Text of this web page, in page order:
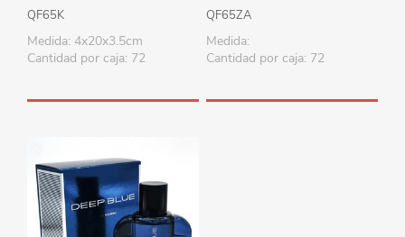
QF65K
Medida: 4x20x3.5cm
Cantidad por caja: 72
QF65ZA
Medida:
Cantidad por caja: 72